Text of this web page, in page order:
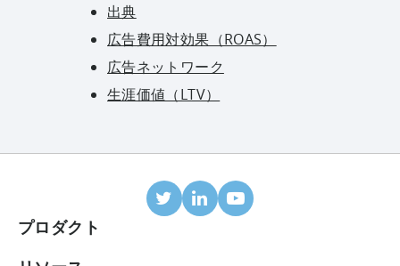
出典
広告費用対効果（ROAS）
広告ネットワーク
生涯価値（LTV）
プロダクト